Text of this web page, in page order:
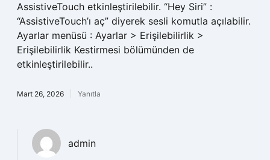
AssistiveTouch etkinleştirilebilir. “Hey Siri” :
“AssistiveTouch’ı aç” diyerek sesli komutla açılabilir.
Ayarlar menüsü : Ayarlar > Erişilebilirlik >
Erişilebilirlik Kestirmesi bölümünden de
etkinleştirilebilir..
Mart 26, 2026 Yanıtla
admin